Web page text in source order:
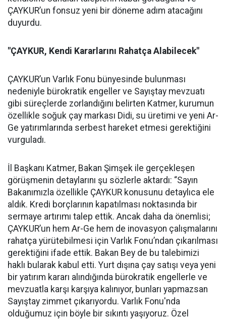
ÇAYKUR’un fonsuz yeni bir döneme adım atacağını
duyurdu.
"ÇAYKUR, Kendi Kararlarını Rahatça Alabilecek"
ÇAYKUR’un Varlık Fonu bünyesinde bulunması
nedeniyle bürokratik engeller ve Sayıştay mevzuatı
gibi süreçlerde zorlandığını belirten Katmer, kurumun
özellikle soğuk çay markası Didi, su üretimi ve yeni Ar-
Ge yatırımlarında serbest hareket etmesi gerektiğini
vurguladı.
İl Başkanı Katmer, Bakan Şimşek ile gerçekleşen
görüşmenin detaylarını şu sözlerle aktardı: “Sayın
Bakanımızla özellikle ÇAYKUR konusunu detaylıca ele
aldık. Kredi borçlarının kapatılması noktasında bir
sermaye artırımı talep ettik. Ancak daha da önemlisi;
ÇAYKUR’un hem Ar-Ge hem de inovasyon çalışmalarını
rahatça yürütebilmesi için Varlık Fonu’ndan çıkarılması
gerektiğini ifade ettik. Bakan Bey de bu talebimizi
haklı bularak kabul etti. Yurt dışına çay satışı veya yeni
bir yatırım kararı alındığında bürokratik engellerle ve
mevzuatla karşı karşıya kalınıyor, bunları yapmazsan
Sayıştay zimmet çıkarıyordu. Varlık Fonu'nda
olduğumuz için böyle bir sıkıntı yaşıyoruz. Özel